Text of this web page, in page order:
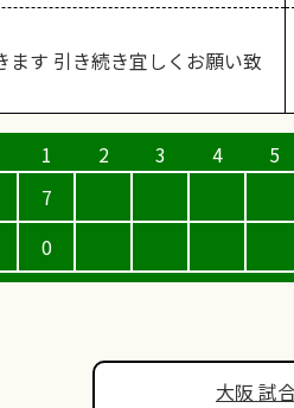
す 引き続き宜しくお願い致
7
0
大阪 試